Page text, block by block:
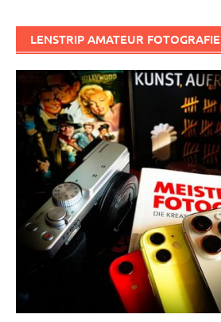
LENSTRIP AMATEUR FOTOGRAFIE